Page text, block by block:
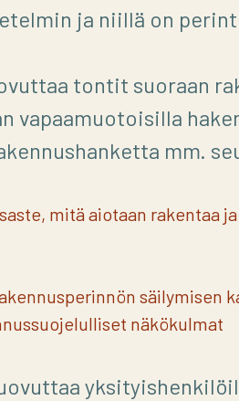
ja niillä on
tontit suoraan
vapaamuotoisilla
mm.
mitä aiotaan rakentaa
säilymisen
näkökulmat